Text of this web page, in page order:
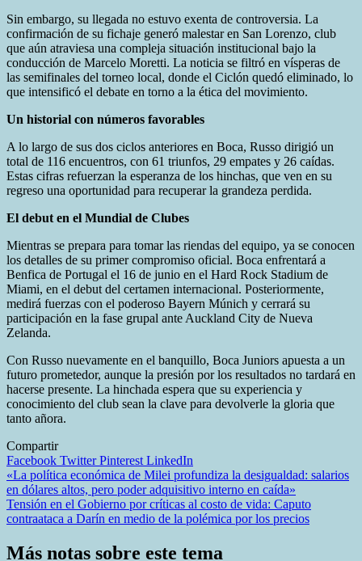
Sin embargo, su llegada no estuvo exenta de controversia. La
confirmación de su fichaje generó malestar en San Lorenzo, club
que aún atraviesa una compleja situación institucional bajo la
conducción de Marcelo Moretti. La noticia se filtró en vísperas de
las semifinales del torneo local, donde el Ciclón quedó eliminado, lo
que intensificó el debate en torno a la ética del movimiento.
Un historial con números favorables
A lo largo de sus dos ciclos anteriores en Boca, Russo dirigió un
total de 116 encuentros, con 61 triunfos, 29 empates y 26 caídas.
Estas cifras refuerzan la esperanza de los hinchas, que ven en su
regreso una oportunidad para recuperar la grandeza perdida.
El debut en el Mundial de Clubes
Mientras se prepara para tomar las riendas del equipo, ya se conocen
los detalles de su primer compromiso oficial. Boca enfrentará a
Benfica de Portugal el 16 de junio en el Hard Rock Stadium de
Miami, en el debut del certamen internacional. Posteriormente,
medirá fuerzas con el poderoso Bayern Múnich y cerrará su
participación en la fase grupal ante Auckland City de Nueva
Zelanda.
Con Russo nuevamente en el banquillo, Boca Juniors apuesta a un
futuro prometedor, aunque la presión por los resultados no tardará en
hacerse presente. La hinchada espera que su experiencia y
conocimiento del club sean la clave para devolverle la gloria que
tanto añora.
Compartir
Facebook TwitterPinterest LinkedIn
Navegación
de
entradas
«La política económica de Milei profundiza la desigualdad: salarios
en dólares altos, pero poder adquisitivo interno en caída»
Tensión en el Gobierno por críticas al costo de vida: Caputo
contraataca a Darín en medio de la polémica por los precios
Más notas sobre este tema